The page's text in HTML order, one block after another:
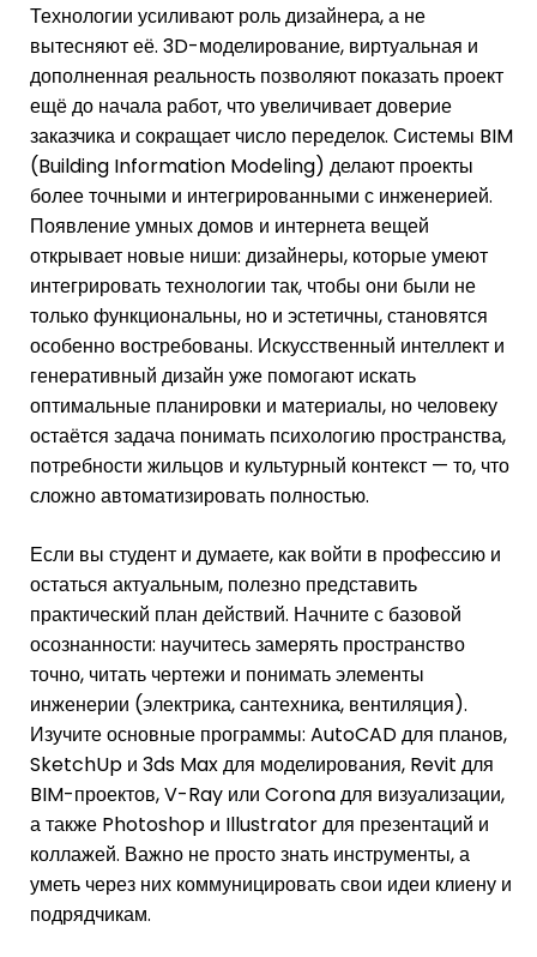
Технологии усиливают роль дизайнера, а не
вытесняют её. 3D-моделирование, виртуальная и
дополненная реальность позволяют показать проект
ещё до начала работ, что увеличивает доверие
заказчика и сокращает число переделок. Системы BIM
(Building Information Modeling) делают проекты
более точными и интегрированными с инженерией.
Появление умных домов и интернета вещей
открывает новые ниши: дизайнеры, которые умеют
интегрировать технологии так, чтобы они были не
только функциональны, но и эстетичны, становятся
особенно востребованы. Искусственный интеллект и
генеративный дизайн уже помогают искать
оптимальные планировки и материалы, но человеку
остаётся задача понимать психологию пространства,
потребности жильцов и культурный контекст — то, что
сложно автоматизировать полностью.
Если вы студент и думаете, как войти в профессию и
остаться актуальным, полезно представить
практический план действий. Начните с базовой
осознанности: научитесь замерять пространство
точно, читать чертежи и понимать элементы
инженерии (электрика, сантехника, вентиляция).
Изучите основные программы: AutoCAD для планов,
SketchUp и 3ds Max для моделирования, Revit для
BIM-проектов, V-Ray или Corona для визуализации,
а также Photoshop и Illustrator для презентаций и
коллажей. Важно не просто знать инструменты, а
уметь через них коммуницировать свои идеи клиену и
подрядчикам.